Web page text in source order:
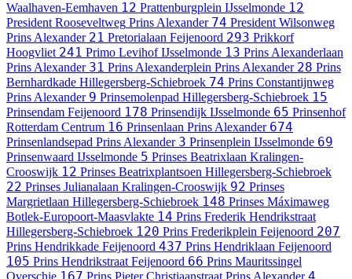
Waalhaven-Eemhaven 12 Prattenburgplein IJsselmonde 12
President Rooseveltweg Prins Alexander 74 President Wilsonweg
Prins Alexander 21 Pretorialaan Feijenoord 293 Prikkorf
Hoogvliet 241 Primo Levihof IJsselmonde 13 Prins Alexanderlaan
Prins Alexander 31 Prins Alexanderplein Prins Alexander 28 Prins
Bernhardkade Hillegersberg-Schiebroek 74 Prins Constantijnweg
Prins Alexander 9 Prinsemolenpad Hillegersberg-Schiebroek 15
Prinsendam Feijenoord 178 Prinsendijk IJsselmonde 65 Prinsenhof
Rotterdam Centrum 16 Prinsenlaan Prins Alexander 674
Prinsenlandsepad Prins Alexander 3 Prinsenplein IJsselmonde 69
Prinsenwaard IJsselmonde 5 Prinses Beatrixlaan Kralingen-
Crooswijk 12 Prinses Beatrixplantsoen Hillegersberg-Schiebroek
22 Prinses Julianalaan Kralingen-Crooswijk 92 Prinses
Margrietlaan Hillegersberg-Schiebroek 148 Prinses Máximaweg
Botlek-Europoort-Maasvlakte 14 Prins Frederik Hendrikstraat
Hillegersberg-Schiebroek 120 Prins Frederikplein Feijenoord 207
Prins Hendrikkade Feijenoord 437 Prins Hendriklaan Feijenoord
105 Prins Hendrikstraat Feijenoord 66 Prins Mauritssingel